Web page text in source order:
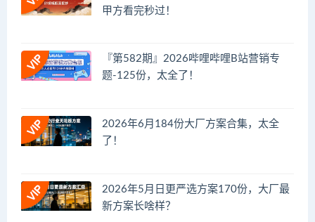
甲方看完秒过！
『第582期』2026哔哩哔哩B站营销专
题-125份，太全了！
2026年6月184份大厂方案合集，太全
了！
2026年5月日更严选方案170份，大厂最
新方案长啥样？